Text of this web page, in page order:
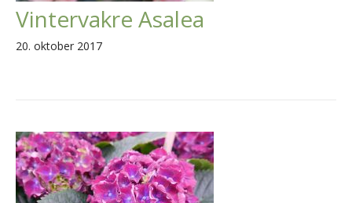
Vintervakre Asalea
20. oktober 2017